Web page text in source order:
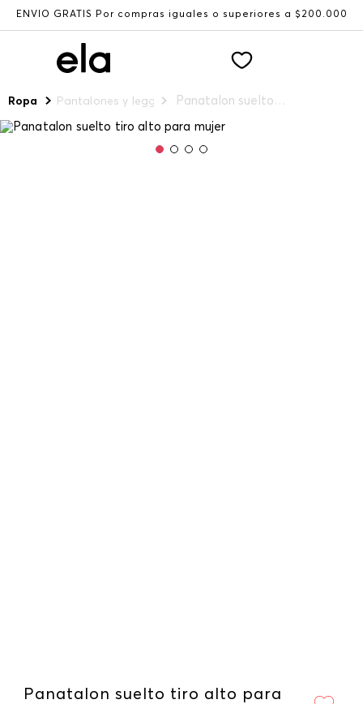
ENVÍO GRATIS Por compras iguales o superiores a $200.000
Ropa Pantalones y leggings Panatalon suelto tiro alto para mujer
Panatalon suelto tiro alto para